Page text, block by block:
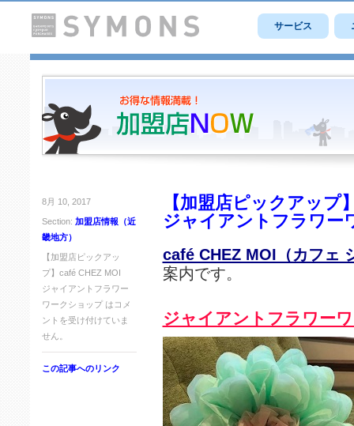
サービス
8月 10, 2017
Section: 加盟店情報（近
畿地方）
【加盟店ピックアッ
プ】café CHEZ MOI
ジャイアントフラワー
ワークショップ は コメ
ントを受け付けていま
せん。
この記事へのリンク
【加盟店ピックアップ
ジャイアントフラワー
café CHEZ MOI（カフェ
案内です。
ジャイアントフラワー